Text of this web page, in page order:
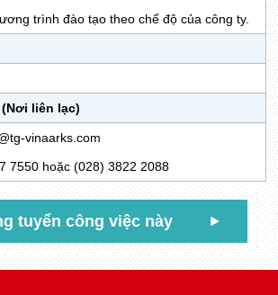
trình đào tạo theo chế độ của công ty.
liên lạc)
vinaarks.com
7550 hoặc (028) 3822 2088
tuyển công việc này